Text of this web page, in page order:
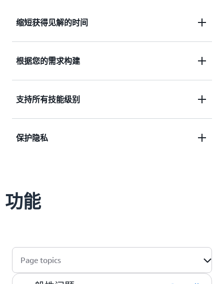
缩短获得见解的时间
根据您的需求构建
或业务需求的自定义模型。
支持所有技能级别
理模型。
保护隐私
功能
Page topics